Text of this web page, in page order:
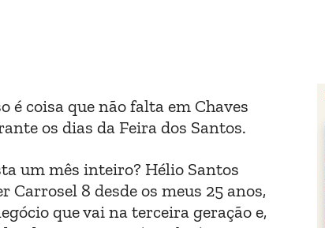
é coisa que não falta em Chaves
os dias da Feira dos Santos.
um mês inteiro? Hélio Santos
8 desde os meus 25 anos,
que vai na terceira geração e,